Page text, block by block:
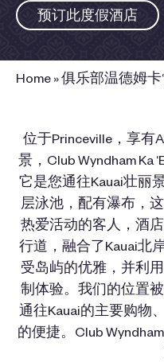
预订此度假酒店
Home »俱乐部温德姆卡
位于Princeville，享有
景，Club Wyndham Ka
它是您通往Kauai壮丽
层泳池，配有瀑布，
热爱活动的客人，酒
行道，融合了Kauai北
受岛屿的优雅，并利
制体验。我们的位置
通往Kauai的主要购物
的便捷。Club